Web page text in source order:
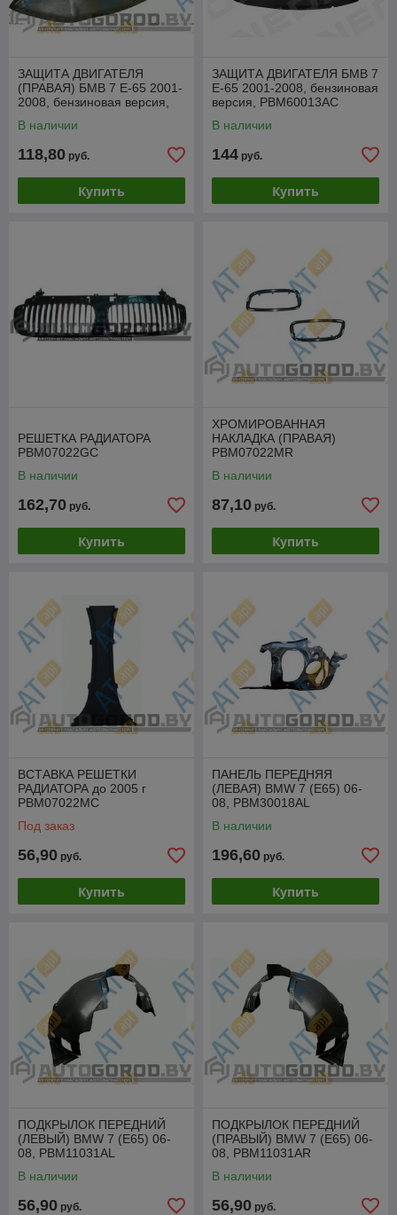
ЗАЩИТА ДВИГАТЕЛЯ
(ПРАВАЯ) БМВ 7 Е-65 2001-
2008, бензиновая версия,
В наличии
118,80 руб.
Купить
ЗАЩИТА ДВИГАТЕЛЯ БМВ 7
Е-65 2001-2008, бензиновая
версия, PBM60013AC
В наличии
144 руб.
Купить
РЕШЕТКА РАДИАТОРА
PBM07022GC
В наличии
162,70 руб.
Купить
ХРОМИРОВАННАЯ
НАКЛАДКА (ПРАВАЯ)
PBM07022MR
В наличии
87,10 руб.
Купить
ВСТАВКА РЕШЕТКИ
РАДИАТОРА до 2005 г
PBM07022MC
Под заказ
56,90 руб.
Купить
ПАНЕЛЬ ПЕРЕДНЯЯ
(ЛЕВАЯ) BMW 7 (E65) 06-
08, PBM30018AL
В наличии
196,60 руб.
Купить
ПОДКРЫЛОК ПЕРЕДНИЙ
(ЛЕВЫЙ) BMW 7 (E65) 06-
08, PBM11031AL
В наличии
56,90 руб.
ПОДКРЫЛОК ПЕРЕДНИЙ
(ПРАВЫЙ) BMW 7 (E65) 06-
08, PBM11031AR
В наличии
56,90 руб.